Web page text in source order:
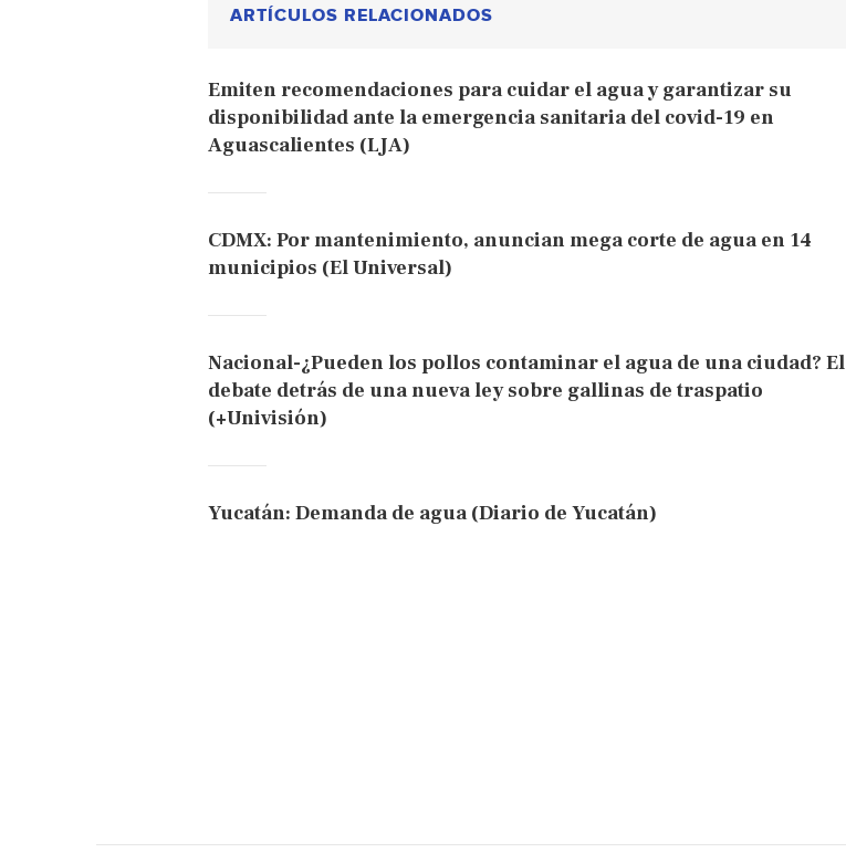
ARTÍCULOS RELACIONADOS
Emiten recomendaciones para cuidar el agua y garantizar su
disponibilidad ante la emergencia sanitaria del covid-19 en
Aguascalientes (LJA)
CDMX: Por mantenimiento, anuncian mega corte de agua en 14
municipios (El Universal)
Nacional-¿Pueden los pollos contaminar el agua de una ciudad? El
debate detrás de una nueva ley sobre gallinas de traspatio
(+Univisión)
Yucatán: Demanda de agua (Diario de Yucatán)